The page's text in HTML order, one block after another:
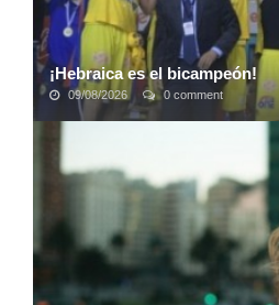
¡Hebraica es el bicampeón!
09/08/2026 0 comment
La clase de sus jugadores, la
planificación de un cuerpo técnico